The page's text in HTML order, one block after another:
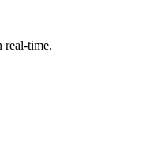
real-time.